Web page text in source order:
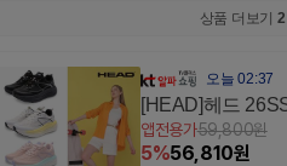
상품 더보기 2
오늘 02:37
[HEAD]헤드
앱전용가59,800원
5%56,810원